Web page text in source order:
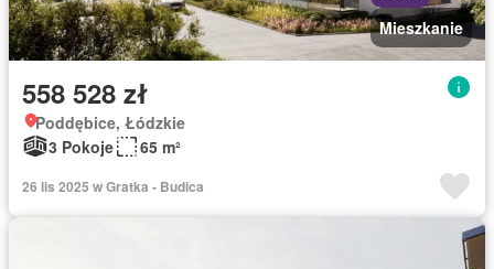
Mieszkanie
558 528 zł
Poddębice, Łódzkie
3 Pokoje
65 m²
26 lis 2025 w Gratka - Budica